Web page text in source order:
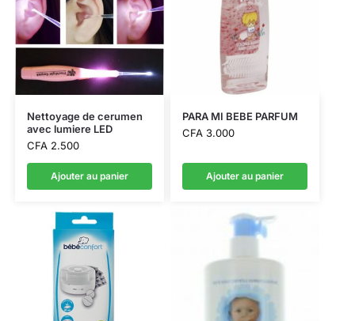
Nettoyage de cerumen
avec lumiere LED
CFA2.500
Ajouter au panier
PARA MI BEBE PARFUM
CFA3.000
Ajouter au panier